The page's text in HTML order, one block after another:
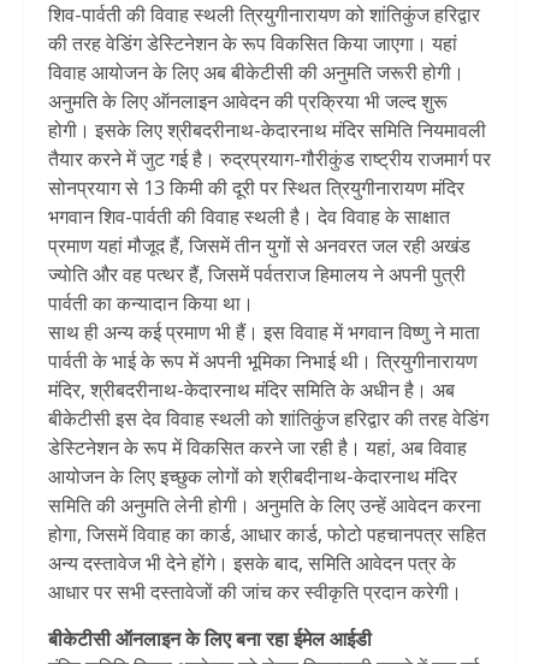
शिव-पार्वती की विवाह स्थली त्रियुगीनारायण को शांतिकुंज हरिद्वार
की तरह वेडिंग डेस्टिनेशन के रूप विकसित किया जाएगा। यहां
विवाह आयोजन के लिए अब बीकेटीसी की अनुमति जरूरी होगी।
अनुमति के लिए ऑनलाइन आवेदन की प्रक्रिया भी जल्द शुरू
होगी। इसके लिए श्रीबदरीनाथ-केदारनाथ मंदिर समिति नियमावली
तैयार करने में जुट गई है। रुद्रप्रयाग-गौरीकुंड राष्ट्रीय राजमार्ग पर
सोनप्रयाग से 13 किमी की दूरी पर स्थित त्रियुगीनारायण मंदिर
भगवान शिव-पार्वती की विवाह स्थली है। देव विवाह के साक्षात
प्रमाण यहां मौजूद हैं, जिसमें तीन युगों से अनवरत जल रही अखंड
ज्योति और वह पत्थर हैं, जिसमें पर्वतराज हिमालय ने अपनी पुत्री
पार्वती का कन्यादान किया था।
साथ ही अन्य कई प्रमाण भी हैं। इस विवाह में भगवान विष्णु ने माता
पार्वती के भाई के रूप में अपनी भूमिका निभाई थी। त्रियुगीनारायण
मंदिर, श्रीबदरीनाथ-केदारनाथ मंदिर समिति के अधीन है। अब
बीकेटीसी इस देव विवाह स्थली को शांतिकुंज हरिद्वार की तरह वेडिंग
डेस्टिनेशन के रूप में विकसित करने जा रही है। यहां, अब विवाह
आयोजन के लिए इच्छुक लोगों को श्रीबदीनाथ-केदारनाथ मंदिर
समिति की अनुमति लेनी होगी। अनुमति के लिए उन्हें आवेदन करना
होगा, जिसमें विवाह का कार्ड, आधार कार्ड, फोटो पहचानपत्र सहित
अन्य दस्तावेज भी देने होंगे। इसके बाद, समिति आवेदन पत्र के
आधार पर सभी दस्तावेजों की जांच कर स्वीकृति प्रदान करेगी।
बीकेटीसी ऑनलाइन के लिए बना रहा ईमेल आईडी